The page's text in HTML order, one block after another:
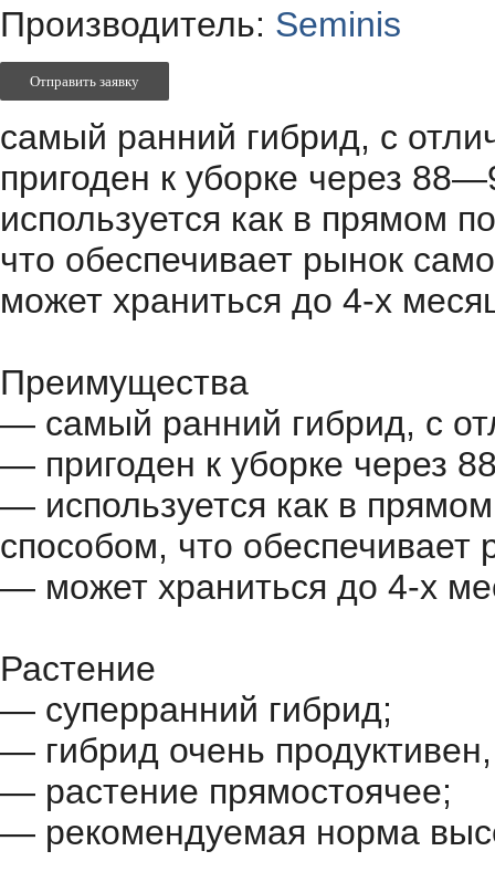
Производитель: Seminis
Отправить заявку
самый ранний гибрид, с
пригоден к уборке через
используется как в прямом
что обеспечивает рынок
может храниться до 4-х
Преимущества
— самый ранний гибрид, с
— пригоден к уборке через
— используется как в
способом, что
— может храниться до 4-х
Растение
— суперранний гибрид;
— гибрид очень
— растение прямостоячее;
— рекомендуемая норма